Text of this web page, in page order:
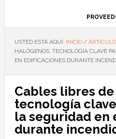
USTED ESTÁ AQUÍ: INICIO /
HALÓGENOS, TECNOLOGÍA CLAVE
EN EDIFICACIONES DURANTE
Cables libres
tecnología
la seguridad en
durante